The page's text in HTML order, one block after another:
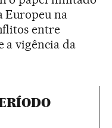
Europeu na
entre
a vigência da